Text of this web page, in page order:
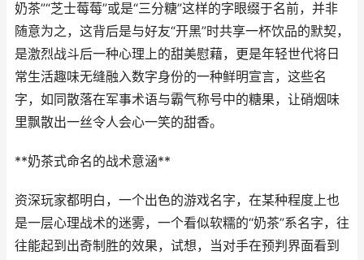
奶茶”“芝士莓莓”或是“三分糖”这样的字眼缀于名前，并非
随意为之，这背后是与好友“开黑”时共享一杯饮品的默契，
是激烈战斗后一种心理上的甜美慰藉，更是年轻世代将日
常生活趣味无缝融入数字身份的一种鲜明宣言，这些名
字，如同散落在军事术语与霸气称号中的糖果，让硝烟味
里飘散出一丝令人会心一笑的甜香。
**奶茶式命名的战术意涵**
资深玩家都明白，一个出色的游戏名字，在某种程度上也
是一层心理战术的迷雾，一个看似软糯的“奶茶”系名字，往
往能起到出奇制胜的效果，试想，当对手在预判界面看到